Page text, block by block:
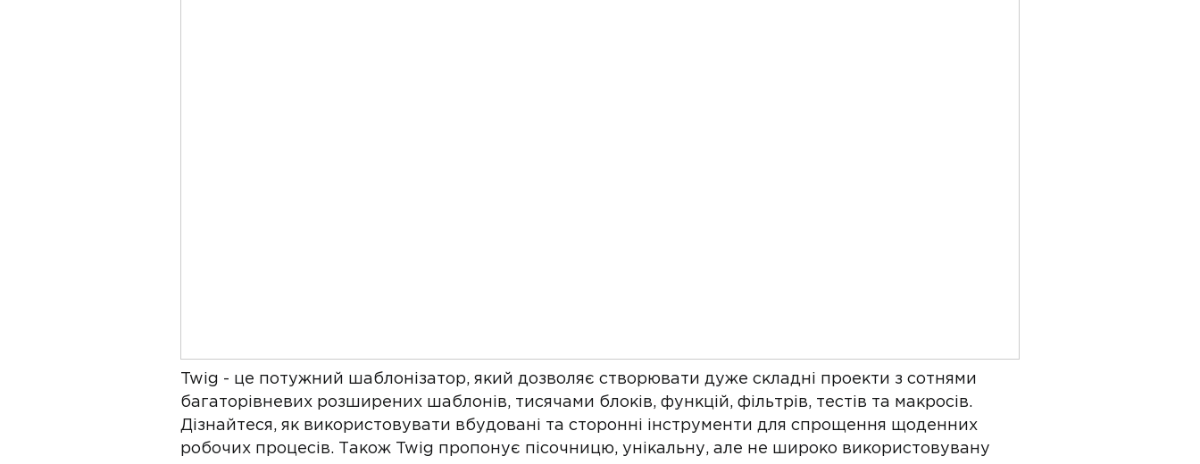
Twig - це потужний шаблонізатор, який дозволяє створювати дуже складні проекти з сотнями
багаторівневих розширених шаблонів, тисячами блоків, функцій, фільтрів, тестів та макросів.
Дізнайтеся, як використовувати вбудовані та сторонні інструменти для спрощення щоденних
робочих процесів. Також Twig пропонує пісочницю, унікальну, але не широко використовувану